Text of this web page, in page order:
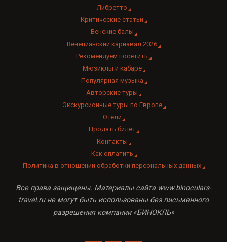
Либретто
Критические статьи
Венские балы
Венецианский карнавал 2026
Рекомендуем посетить
Мюзиклы и кабаре
Популярная музыка
Авторские туры
Экскурсионные туры по Европе
Отели
Продать билет
Контакты
Как оплатить
Политика в отношении обработки персональных данных
Все права защищены. Материалы сайта www.binoculars-
travel.ru не могут быть использованы без письменного
разрешения компании «БИНОКЛЬ»